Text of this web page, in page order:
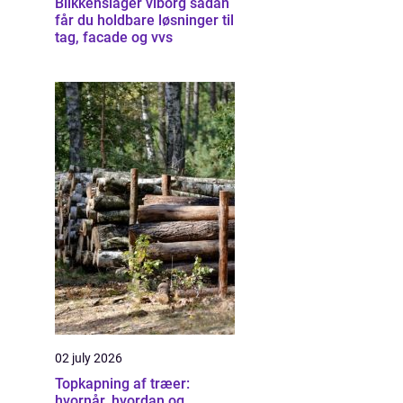
får du holdbare løsninger til
tag, facade og vvs
02 july 2026
Topkapning af træer: